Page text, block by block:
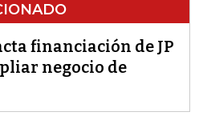
financiación de JP
negocio de